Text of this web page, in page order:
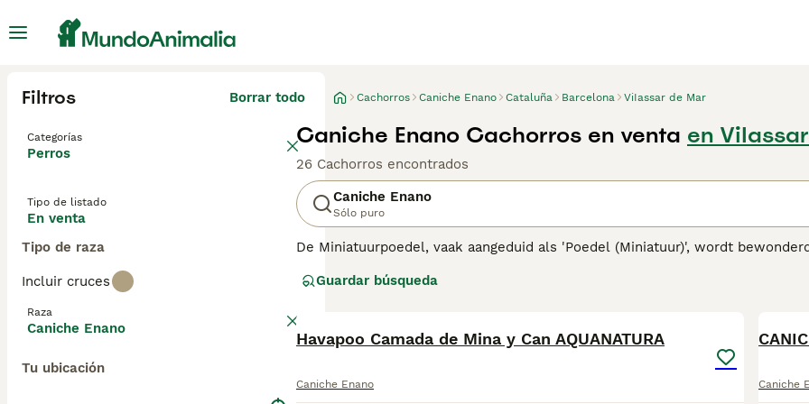
Filtros Borrar todo
Categorías
Perros
Tipo de listado
En venta
Tipo de raza
Incluir cruces
Raza
Caniche Enano
Tu ubicación
Cachorros Caniche Enano Cataluña Barcelona ViIassar de Mar
Caniche Enano Cachorros en venta en
26 Cachorros encontrados
Caniche Enano
Sólo puro
De Miniatuurpoedel, vaak aangeduid als 'Poedel (Miniatuur)', wordt
ze uitstekende metgezellen en betrouwbare therapiehonden zijn.
maakt voor huisdiereigenaren met allergieën. Poedels staan bekend om hun
hierop geen uitzondering. Met consistente mentale stimulatie,
temperament dat geschikt is voor zowel gezinnen als individuen.
Guardar búsqueda
Havapoo Camada de Mina y Can AQUANATURA
Caniche Enano Caniche